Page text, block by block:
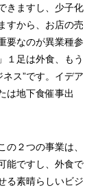
きますし、少子化
すから、お店の売
要なのが異業種参
１足は外食、もう
ス”です。イデア
は地下食催事出
２つの事業は、
能ですし、外食で
る素晴らしいビジ